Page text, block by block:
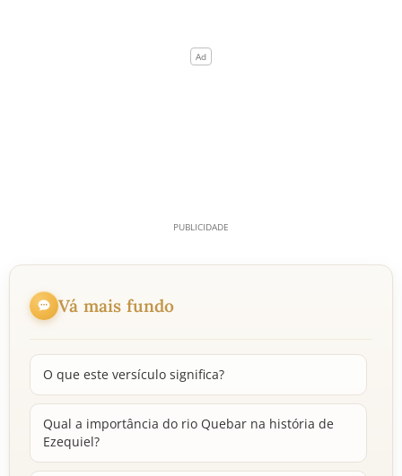
Vá mais fundo
O que este versículo significa?
Qual a importância do rio Quebar na história de
Ezequiel?